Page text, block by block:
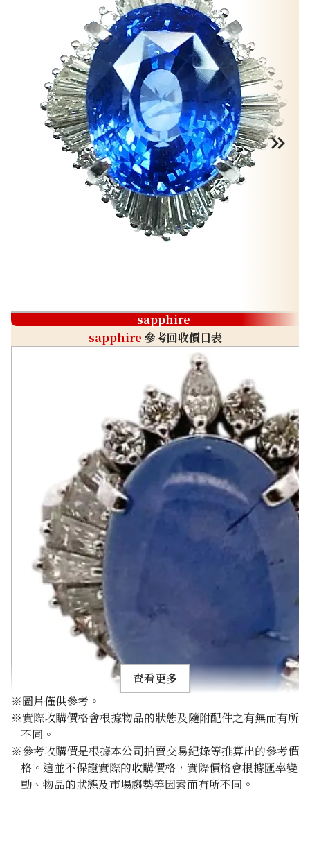
sapphire
sapphire 參考回收價目表
Pt･Pm900 Star Sapphire Diamond Ring 10.97ct
參考回收價
查看更多
※圖片僅供參考。
※實際收購價格會根據物品的狀態及隨附配件之有無而有所
不同。
※參考收購價是根據本公司拍賣交易紀錄等推算出的參考價
格。這並不保證實際的收購價格，實際價格會根據匯率變
動、物品的狀態及市場趨勢等因素而有所不同。